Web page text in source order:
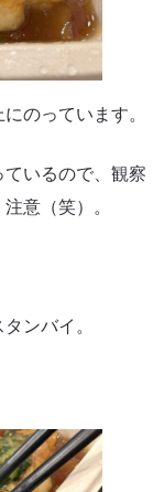
のっています。
いるので、観察
意（笑）。
ンバイ。